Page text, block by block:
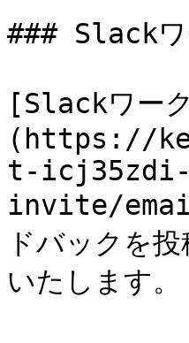
### Slackワ
[Slackワー
(https://
t-icj35zdi-
invite/email)
ドバックを
いたします。